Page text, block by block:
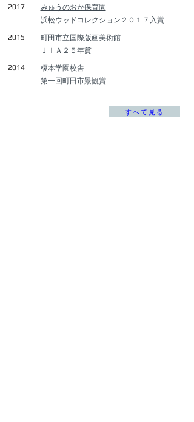
2017
みゅうのおか保育園
浜松ウッドコレクション２０１７入賞
2015
町田市立国際版画美術館
ＪＩＡ２５年賞
2014
榎本学園校舎
第一回町田市景観賞
すべて見る